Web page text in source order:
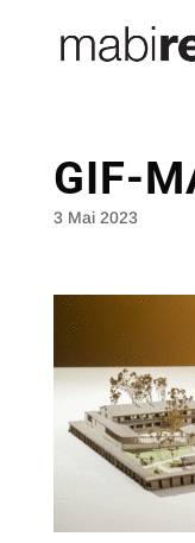
GIF-
3 Mai 2023